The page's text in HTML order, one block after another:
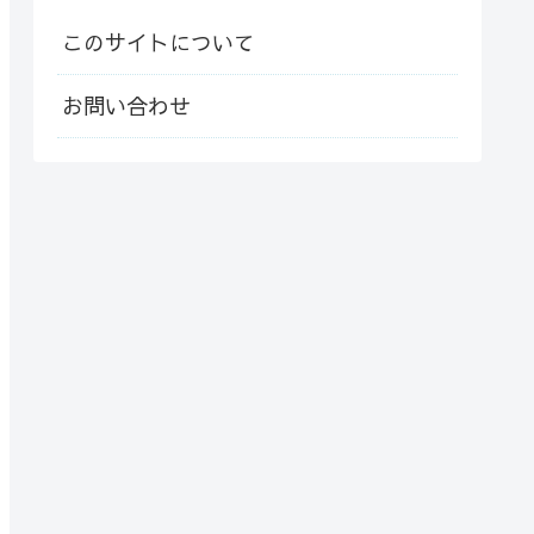
このサイトについて
お問い合わせ